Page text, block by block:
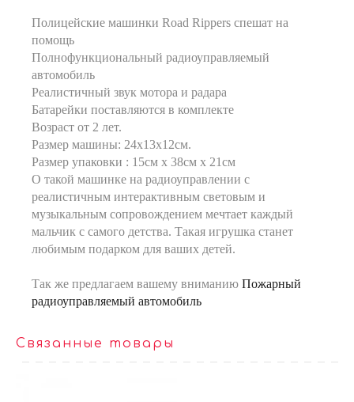
Полицейские машинки Road Rippers спешат на
помощь
Полнофункциональный радиоуправляемый
автомобиль
Реалистичный звук мотора и радара
Батарейки поставляются в комплекте
Возраст от 2 лет.
Размер машины: 24х13х12см.
Размер упаковки : 15см х 38см х 21см
О такой машинке на радиоуправлении с
реалистичным интерактивным световым и
музыкальным сопровождением мечтает каждый
мальчик с самого детства. Такая игрушка станет
любимым подарком для ваших детей.
Так же предлагаем вашему вниманию Пожарный
радиоуправляемый автомобиль
Связанные товары